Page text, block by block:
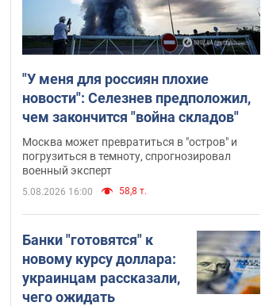
"У меня для россиян плохие
новости": Селезнев предположил,
чем закончится "война складов"
Москва может превратиться в "остров" и
погрузиться в темноту, спрогнозировал
военный эксперт
5.08.2026 16:00 58,8 т.
Банки "готовятся" к
новому курсу доллара:
украинцам рассказали,
чего ожидать